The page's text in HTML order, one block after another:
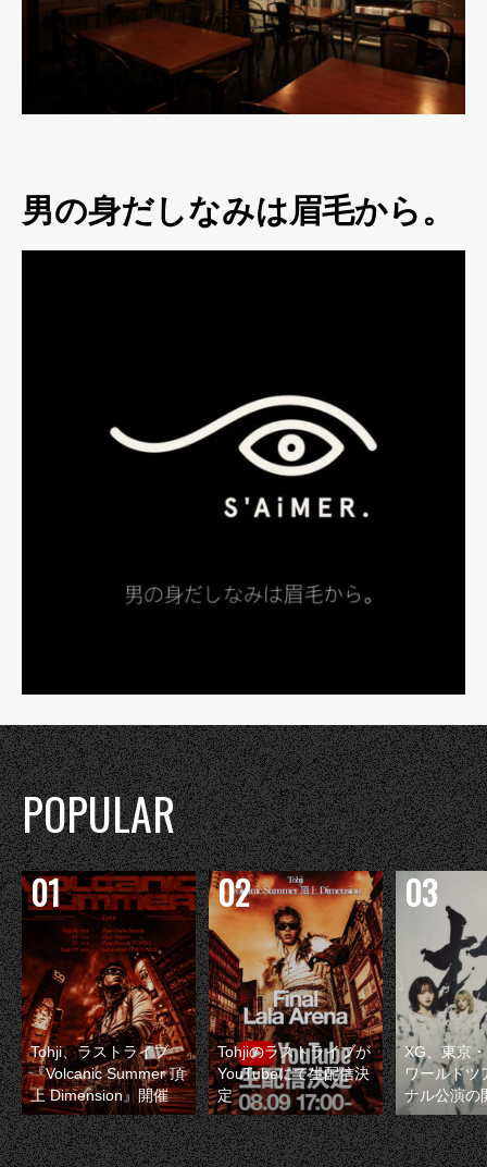
男の身だしなみは眉毛から。
POPULAR
Tohji、ラストライブ
『Volcanic Summer 頂
上 Dimension』開催
Tohjiのラストライブが
YouTubeにて生配信決
定
XG、東京
ワールドツ
ナル公演の